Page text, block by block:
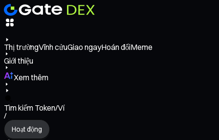
Thị trườngVĩnh cửuGiao ngayHoán đổiMeme
Giới thiệu
Xem thêm
Tìm kiếm Token/Ví
/
Hoạt động